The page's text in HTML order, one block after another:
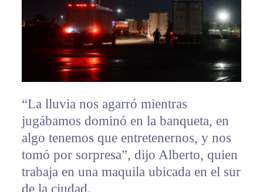
“La lluvia nos agarró mientras
jugábamos dominó en la banqueta, en
algo tenemos que entretenernos, y nos
tomó por sorpresa”, dijo Alberto, quien
trabaja en una maquila ubicada en el sur
de la ciudad.